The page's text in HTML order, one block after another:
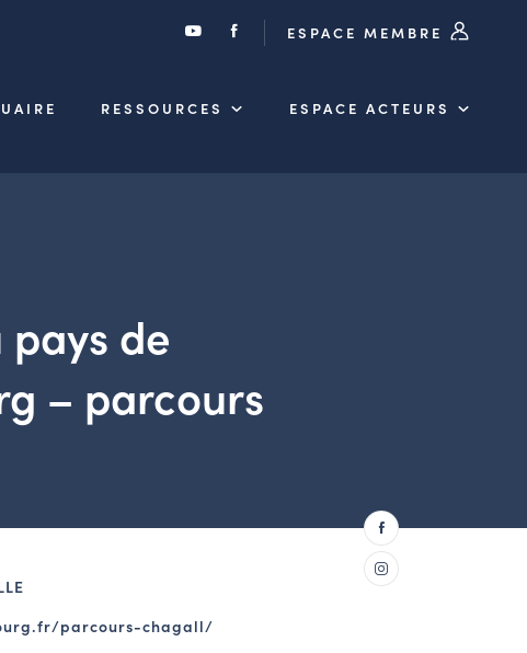
ESPACE MEMBRE
RESSOURCES ESPACE ACTEURS
de
– parcours
parcours-chagall/